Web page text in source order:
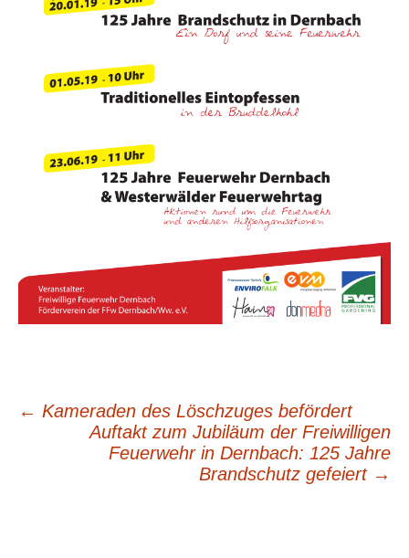
Beitragsnavigation
← Kameraden des Löschzuges befördert
Auftakt zum Jubiläum der Freiwilligen
Feuerwehr in Dernbach: 125 Jahre
Brandschutz gefeiert →